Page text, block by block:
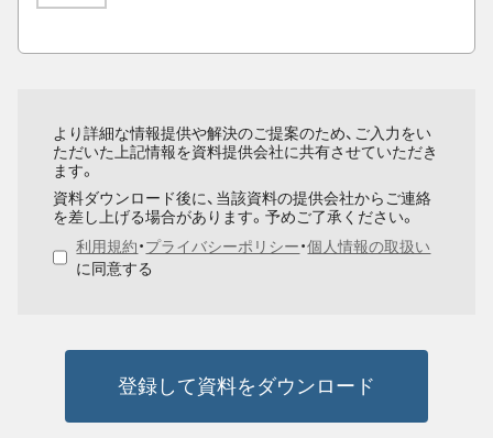
より詳細な情報提供や解決のご提案のため、ご入力をい
ただいた上記情報を資料提供会社に共有させていただき
ます。
資料ダウンロード後に、当該資料の提供会社からご連絡
を差し上げる場合があります。予めご了承ください。
利用規約・プライバシーポリシー・個人情報の取扱い
に同意する
登録して資料をダウンロード